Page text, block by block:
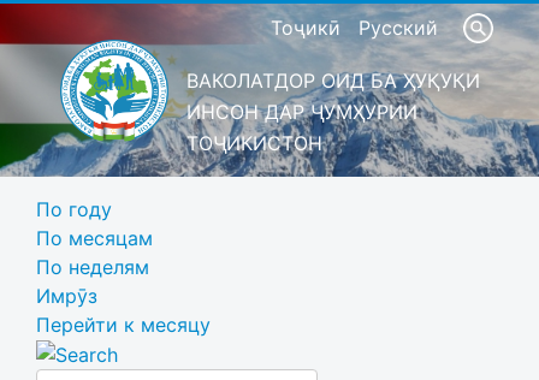
Тоҷикӣ Русский
ВАКОЛАТДОР ОИД БА ҲУҚУҚИ
ИНСОН ДАР ҶУМҲУРИИ
ТОҶИКИСТОН
По году
По месяцам
По неделям
Имрӯз
Перейти к месяцу